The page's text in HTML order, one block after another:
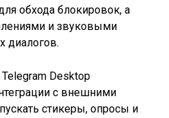
обхода блокировок, а
и звуковыми
диалогов.
Telegram Desktop
с внешними
стикеры, опросы и